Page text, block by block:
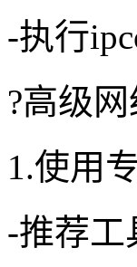
-执行
?高级
1.使用
-推荐工